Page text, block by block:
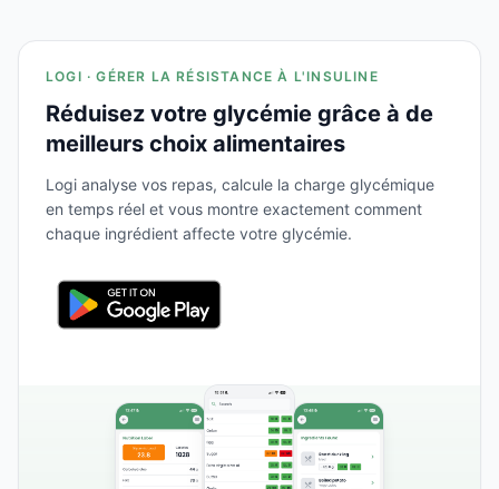
LOGI · GÉRER LA RÉSISTANCE À L'INSULINE
Réduisez votre glycémie grâce à de
meilleurs choix alimentaires
Logi analyse vos repas, calcule la charge glycémique
en temps réel et vous montre exactement comment
chaque ingrédient affecte votre glycémie.